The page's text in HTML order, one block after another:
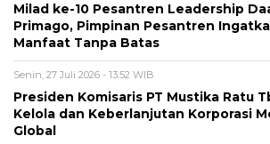
Milad ke-10 Pesantren Leadership
Primago, Pimpinan Pesantren
Manfaat Tanpa Batas
Senin, 27 Juli 2026 - 13:52 WIB
Presiden Komisaris PT Mustika Ratu
Kelola dan Keberlanjutan Korporasi
Global